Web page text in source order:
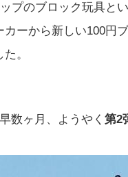
プのブロック玩具とい
カーから新しい100円
。
数ヶ月、ようやく 第2